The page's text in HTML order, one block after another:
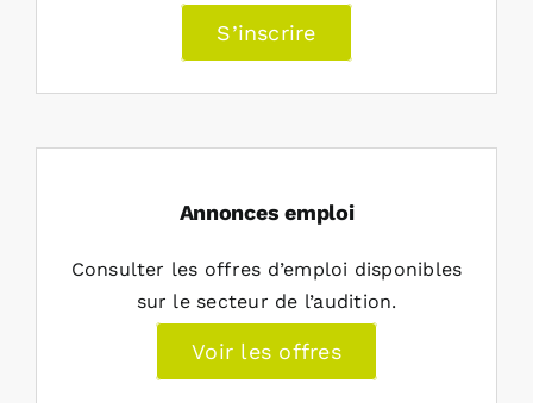
S’inscrire
Annonces emploi
Consulter les offres d’emploi disponibles
sur le secteur de l’audition.
Voir les offres